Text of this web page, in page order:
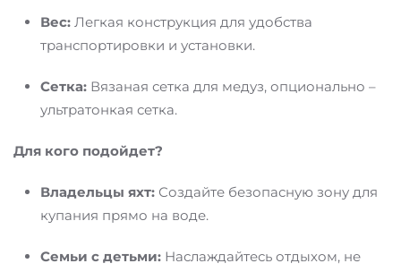
Вес: Легкая конструкция для удобства
транспортировки и установки.
Сетка: Вязаная сетка для медуз, опционально –
ультратонкая сетка.
Для кого подойдет?
Владельцы яхт: Создайте безопасную зону для
купания прямо на воде.
Семьи с детьми: Наслаждайтесь отдыхом, не